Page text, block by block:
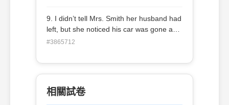
9. I didn’t tell Mrs. Smith her husband had
left, but she noticed his car was gone and
put _____ together. (A) one in a million
baker’s dozen
#3865712
相關試卷